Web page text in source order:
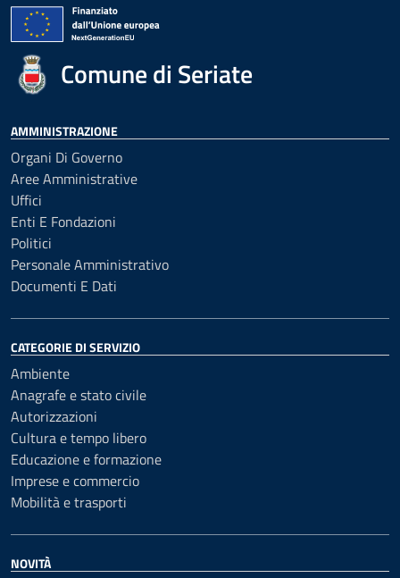
Comune di Seriate
AMMINISTRAZIONE
Organi Di Governo
Aree Amministrative
Uffici
Enti E Fondazioni
Politici
Personale Amministrativo
Documenti E Dati
CATEGORIE DI SERVIZIO
Ambiente
Anagrafe e stato civile
Autorizzazioni
Cultura e tempo libero
Educazione e formazione
Imprese e commercio
Mobilità e trasporti
NOVITÀ